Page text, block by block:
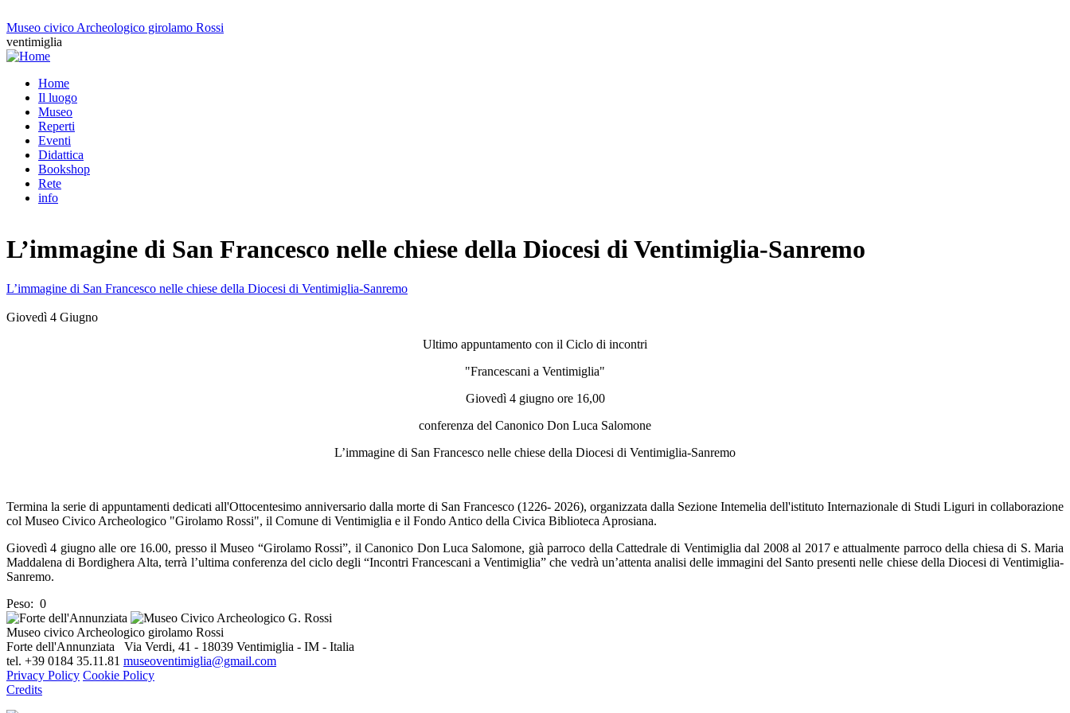
Museo civico Archeologico girolamo Rossi
ventimiglia
Menu principale
Home
Il luogo
Museo
Reperti
Eventi
Didattica
Bookshop
Rete
info
L’immagine di San Francesco nelle chiese della Diocesi di Ventimiglia-Sanremo
L’immagine di San Francesco nelle chiese della Diocesi di Ventimiglia-Sanremo
Giovedì 4 Giugno
Ultimo appuntamento con il Ciclo di incontri
"Francescani a Ventimiglia"
Giovedì 4 giugno ore 16,00
conferenza del Canonico Don Luca Salomone
L’immagine di San Francesco nelle chiese della Diocesi di Ventimiglia-Sanremo
Termina la serie di appuntamenti dedicati all'Ottocentesimo anniversario dalla morte di San Francesco (1226- 2026), organizzata dalla Sezione Intemelia dell'istituto Internazionale di Studi Liguri in collaborazione
col Museo Civico Archeologico "Girolamo Rossi", il Comune di Ventimiglia e il Fondo Antico della Civica Biblioteca Aprosiana.
Giovedì 4 giugno alle ore 16.00, presso il Museo “Girolamo Rossi”, il Canonico Don Luca Salomone, già parroco della Cattedrale di Ventimiglia dal 2008 al 2017 e attualmente parroco della chiesa di S. Maria
Maddalena di Bordighera Alta, terrà l’ultima conferenza del ciclo degli “Incontri Francescani a Ventimiglia” che vedrà un’attenta analisi delle immagini del Santo presenti nelle chiese della Diocesi di Ventimiglia-
Sanremo.
Peso: 0
Museo civico Archeologico girolamo Rossi
Forte dell'Annunziata Via Verdi, 41 - 18039 Ventimiglia - IM - Italia
tel. +39 0184 35.11.81 museoventimiglia@gmail.com
Privacy Policy Cookie Policy
Credits